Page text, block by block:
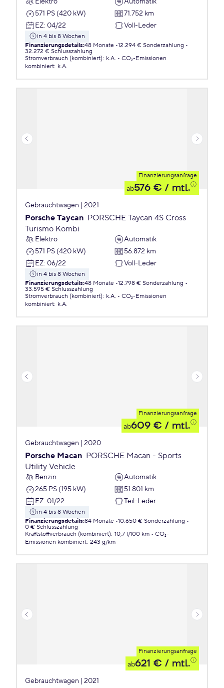
571 PS (420 kW)
71.752 km
EZ: 04/22 Voll-Leder
in 4 bis 8 Wochen
Finanzierungsdetails:48 Monate 12.294 € Sonderzahlung
32.272 € Schlusszahlung
Stromverbrauch (kombiniert): k.A.
CO₂-Emissionen
kombiniert: k.A.
Finanzierungsanfrage
ab576 € / mtl.
Gebrauchtwagen | 2021
Porsche Taycan PORSCHE Taycan 4S Cross
Turismo Kombi
Elektro
Automatik
571 PS (420 kW)
56.872 km
EZ: 06/22 Voll-Leder
in 4 bis 8 Wochen
Finanzierungsdetails:48 Monate 12.798 € Sonderzahlung
33.595 € Schlusszahlung
Stromverbrauch (kombiniert): k.A.
CO₂-Emissionen
kombiniert: k.A.
Finanzierungsanfrage
ab609 € / mtl.
Gebrauchtwagen | 2020
Porsche Macan PORSCHE Macan - Sports
Utility Vehicle
Benzin
Automatik
265 PS (195 kW)
51.801 km
EZ: 01/22 Teil-Leder
in 4 bis 8 Wochen
Finanzierungsdetails:84 Monate 10.650 € Sonderzahlung
0 € Schlusszahlung
Kraftstoffverbrauch (kombiniert): 10,7 l/100 km
CO₂-
Emissionen kombiniert: 243 g/km
Finanzierungsanfrage
ab621 € / mtl.
Gebrauchtwagen | 2021